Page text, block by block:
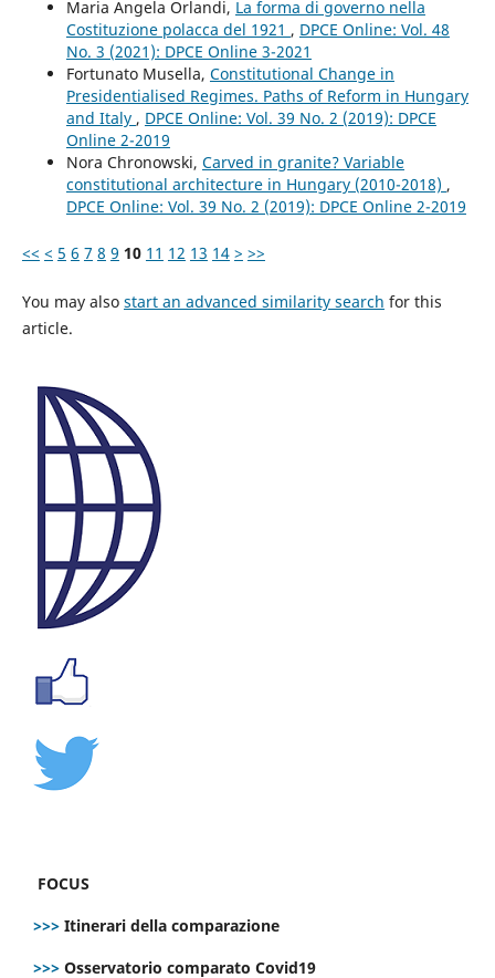
Maria Angela Orlandi, La forma di governo nella
Costituzione polacca del 1921 , DPCE Online: Vol. 48
No. 3 (2021): DPCE Online 3-2021
Fortunato Musella, Constitutional Change in
Presidentialised Regimes. Paths of Reform in Hungary
and Italy , DPCE Online: Vol. 39 No. 2 (2019): DPCE
Online 2-2019
Nora Chronowski, Carved in granite? Variable
constitutional architecture in Hungary (2010-2018) ,
DPCE Online: Vol. 39 No. 2 (2019): DPCE Online 2-2019
<< < 5 6 7 8 9 10 11 12 13 14 > >>
You may also start an advanced similarity search for this
article.
FOCUS
>>> Itinerari della comparazione
>>> Osservatorio comparato Covid19